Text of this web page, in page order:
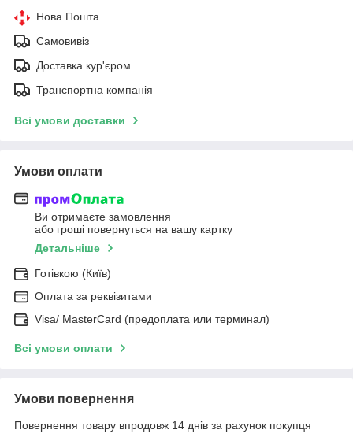
Нова Пошта
Самовивіз
Доставка кур'єром
Транспортна компанія
Всі умови доставки
Умови оплати
Ви отримаєте замовлення
або гроші повернуться на вашу картку
Детальніше
Готівкою (Київ)
Оплата за реквізитами
Visa/ MasterCard (предоплата или терминал)
Всі умови оплати
Умови повернення
Повернення товару впродовж 14 днів за рахунок покупця